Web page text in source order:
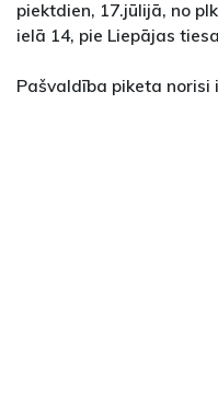
piektdien, 17.jūlijā, no
ielā 14, pie Liepājas
Pašvaldība piketa norisi